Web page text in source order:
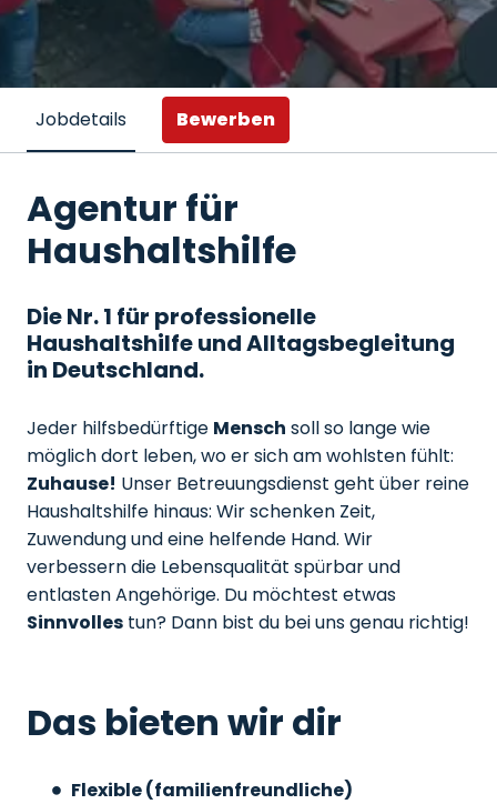
Jobdetails Bewerben
Agentur für
Haushaltshilfe
Die Nr. 1 für professionelle
Haushaltshilfe und Alltagsbegleitung
in Deutschland.
Jeder hilfsbedürftige Mensch soll so lange wie
möglich dort leben, wo er sich am wohlsten fühlt:
Zuhause! Unser Betreuungsdienst geht über reine
Haushaltshilfe hinaus: Wir schenken Zeit,
Zuwendung und eine helfende Hand. Wir
verbessern die Lebensqualität spürbar und
entlasten Angehörige. Du möchtest etwas
Sinnvolles tun? Dann bist du bei uns genau richtig!
Das bieten wir dir
Flexible (familienfreundliche)